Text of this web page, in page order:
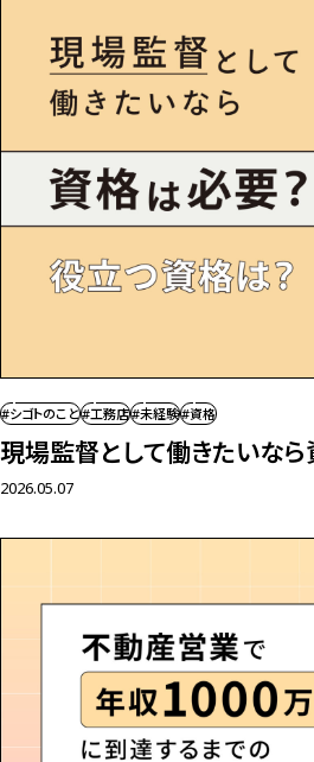
#シゴトのこと#工務店#未経験#資格
現場監督として働きたいな
2026.05.07